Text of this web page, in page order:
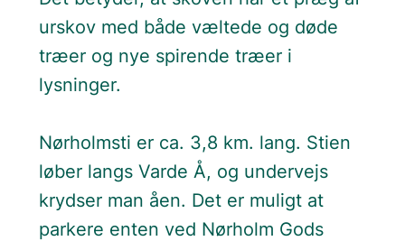
urskov med både væltede og døde
træer og nye spirende træer i
lysninger.
Nørholmsti er ca. 3,8 km. lang. Stien
løber langs Varde Å, og undervejs
krydser man åen. Det er muligt at
parkere enten ved Nørholm Gods